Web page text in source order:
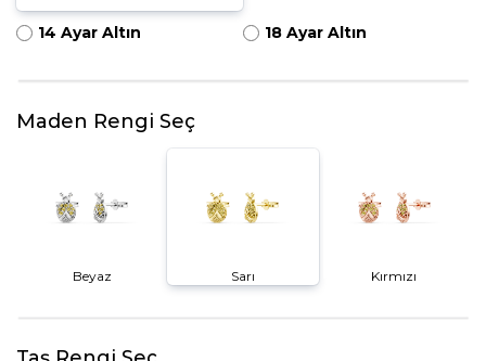
14 Ayar Altın 18 Ayar Altın
Maden Rengi Seç
Beyaz Sarı Kırmızı